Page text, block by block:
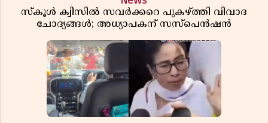
സ്കൂൾ ക്വിസിൽ സവർക്കറെ പുകഴ്ത്തി വിവാദ
ചോദ്യങ്ങൾ; അധ്യാപകന് സസ്പെൻഷൻ